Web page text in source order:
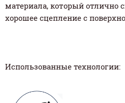
материала, который отлично
хорошее сцепление с
Использованные технологии: